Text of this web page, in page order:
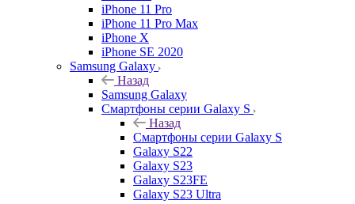
iPhone 11 Pro
iPhone 11 Pro Max
iPhone X
iPhone SE 2020
Samsung Galaxy
Назад
Samsung Galaxy
Смартфоны серии Galaxy S
Назад
Смартфоны серии Galaxy S
Galaxy S22
Galaxy S23
Galaxy S23FE
Galaxy S23 Ultra